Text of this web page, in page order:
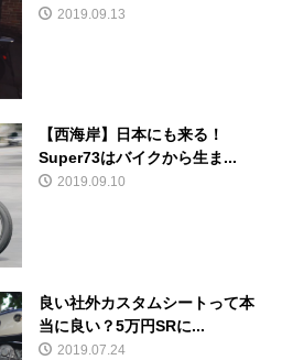
2019.09.13
【西海岸】日本にも来る！
Super73はバイクから生ま...
2019.09.10
良い社外カスタムシートって本
当に良い？5万円SRに...
2019.07.24